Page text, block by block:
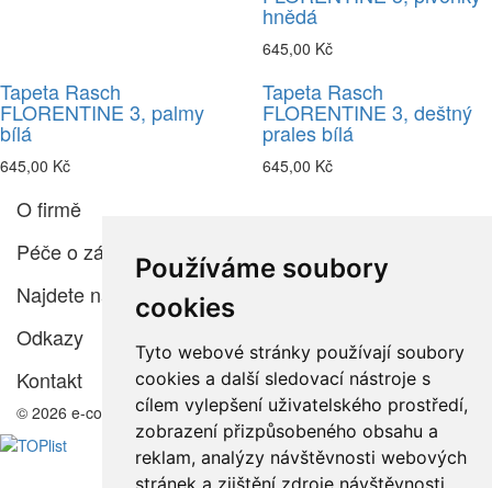
Používáme soubory
cookies
Tyto webové stránky používají soubory
cookies a další sledovací nástroje s
cílem vylepšení uživatelského prostředí,
zobrazení přizpůsobeného obsahu a
reklam, analýzy návštěvnosti webových
stránek a zjištění zdroje návštěvnosti.
hnědá
645,00 Kč
Tapeta Rasch
FLORENTINE 3, palmy
bílá
645,00 Kč
Tapeta Rasch
FLORENTINE 3, deštný
prales bílá
645,00 Kč
O firmě
Péče o zákazníka
Najdete nás
Odkazy
Kontakt
© 2026 e-color.cz